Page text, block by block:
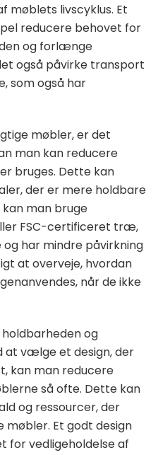
møblets livscyklus. Et
reducere behovet for
og forlænge
også påvirke transport
som også har
møbler, er det
man kan reducere
bruges. Dette kan
der er mere holdbare
man bruge
FSC-certificeret træ,
har mindre påvirkning
at overveje, hvordan
når de ikke
og
at vælge et design, der
kan man reducere
så ofte. Dette kan
og ressourcer, der
møbler. Et godt design
for vedligeholdelse af